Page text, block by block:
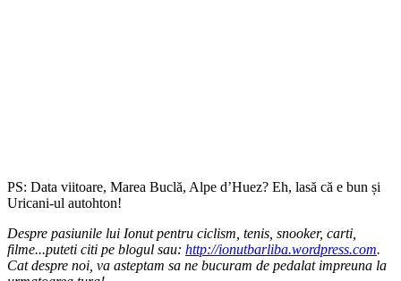
PS: Data viitoare, Marea Buclă, Alpe d’Huez? Eh, lasă că e bun și
Uricani-ul autohton!
Despre pasiunile lui Ionut pentru ciclism, tenis, snooker, carti,
filme...puteti citi pe blogul sau: http://ionutbarliba.wordpress.com.
Cat despre noi, va asteptam sa ne bucuram de pedalat impreuna la